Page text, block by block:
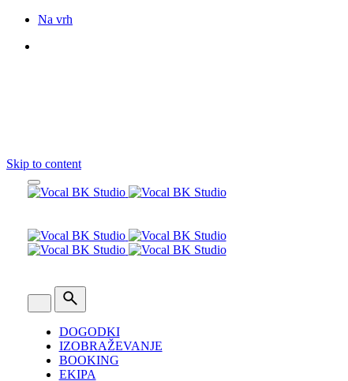
Na vrh
Skip to content
DOGODKI
IZOBRAŽEVANJE
BOOKING
EKIPA